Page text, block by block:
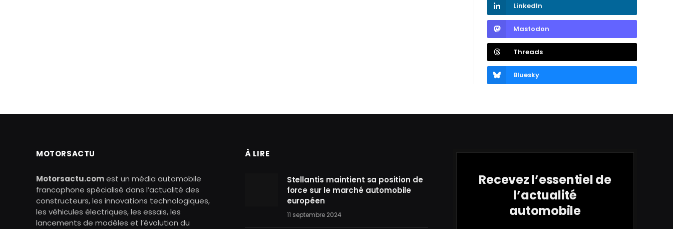
LinkedIn
Mastodon
Threads
Bluesky
MOTORSACTU
Motorsactu.comest un média automobile
francophone spécialisé dans l’actualité des
constructeurs, les innovations technologiques,
les véhicules électriques, les essais, les
lancements de modèles et l’évolution du
À LIRE
Stellantis maintient sa position de
force sur le marché automobile
européen
11 septembre 2024
Recevez l’essentiel de
l’actualité
automobile